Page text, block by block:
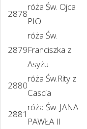
2878
róża Św. Ojca
PIO
2879
róża Św.
Franciszka z
Asyżu
2880
róża Św.Rity z
Cascia
2881
róża Św. JANA
PAWŁA II